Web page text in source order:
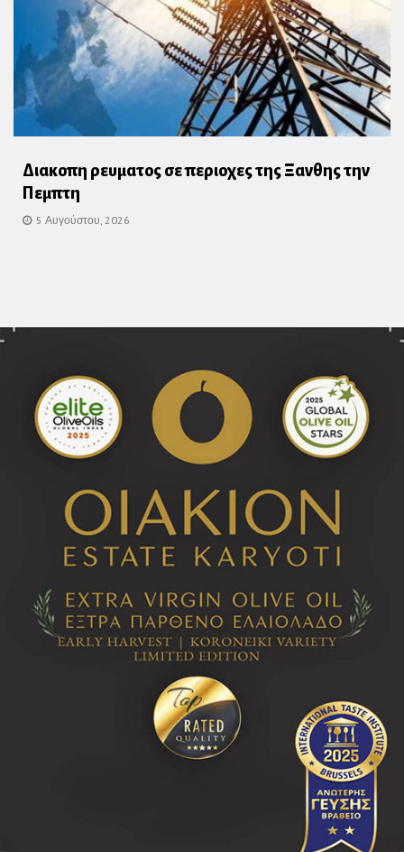
Διακοπη ρευματος σε περιοχες της Ξανθης την
Πεμπτη
5 Αυγούστου, 2026